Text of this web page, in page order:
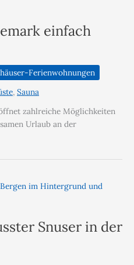
einfach
Ferienwohnungen
, Sauna
zahlreiche Möglichkeiten
Urlaub an der
Snuser in der